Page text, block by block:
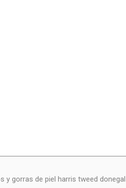
y gorras de piel harris tweed